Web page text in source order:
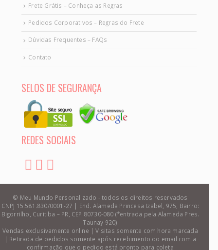
Frete Grátis – Conheça as Regras
Pedidos Corporativos – Regras do Frete
Dúvidas Frequentes – FAQs
Contato
SELOS DE SEGURANÇA
REDES SOCIAIS
© Meu Mundo Personalizado - todos os direitos reservados
CNPJ 15.581.830/0001-27 | End. Alameda Princesa Izabel, 975, Bairro:
Bigorrilho, Curitiba – PR, CEP 80730-080 (*entrada pela Alameda Pres.
Taunay 920)
Vendas exclusivamente online | Visitas somente com hora marcada
| Retirada de pedidos somente após recebimento do email com a
confirmação que o pedido está pronto para coleta